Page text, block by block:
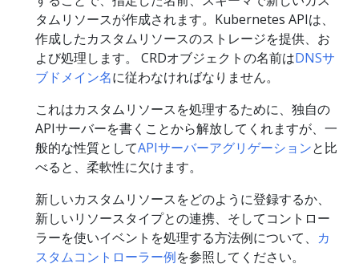
タムリソースが作成されます。Kubernetes APIは、
作成したカスタムリソースのストレージを提供、お
よび処理します。 CRDオブジェクトの名前はDNSサ
ブドメイン名に従わなければなりません。
これはカスタムリソースを処理するために、独自の
APIサーバーを書くことから解放してくれますが、一
般的な性質としてAPIサーバーアグリゲーションと比
べると、柔軟性に欠けます。
新しいカスタムリソースをどのように登録するか、
新しいリソースタイプとの連携、そしてコントロー
ラーを使いイベントを処理する方法例について、 カ
スタムコントローラー例を参照してください。